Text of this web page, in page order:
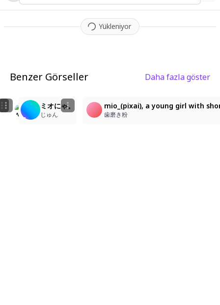
Yükleniyor
Benzer Görseller Daha fazla göster
ニコ〜
animegasuki4
mio_\(pixai\), a young girl with short, voluminous
歯磨き粉
ミオにゃ。
じゅん
mio_(pixai), a young girl with
歯磨き粉